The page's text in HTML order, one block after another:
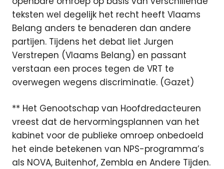
teksten wel degelijk het recht heeft Vlaams
Belang anders te benaderen dan andere
partijen. Tijdens het debat liet Jurgen
Verstrepen (Vlaams Belang) en passant
verstaan een proces tegen de VRT te
overwegen wegens discriminatie. (Gazet)
** Het Genootschap van Hoofdredacteuren
vreest dat de hervormingsplannen van het
kabinet voor de publieke omroep onbedoeld
het einde betekenen van NPS-programma’s
als NOVA, Buitenhof, Zembla en Andere Tijden.